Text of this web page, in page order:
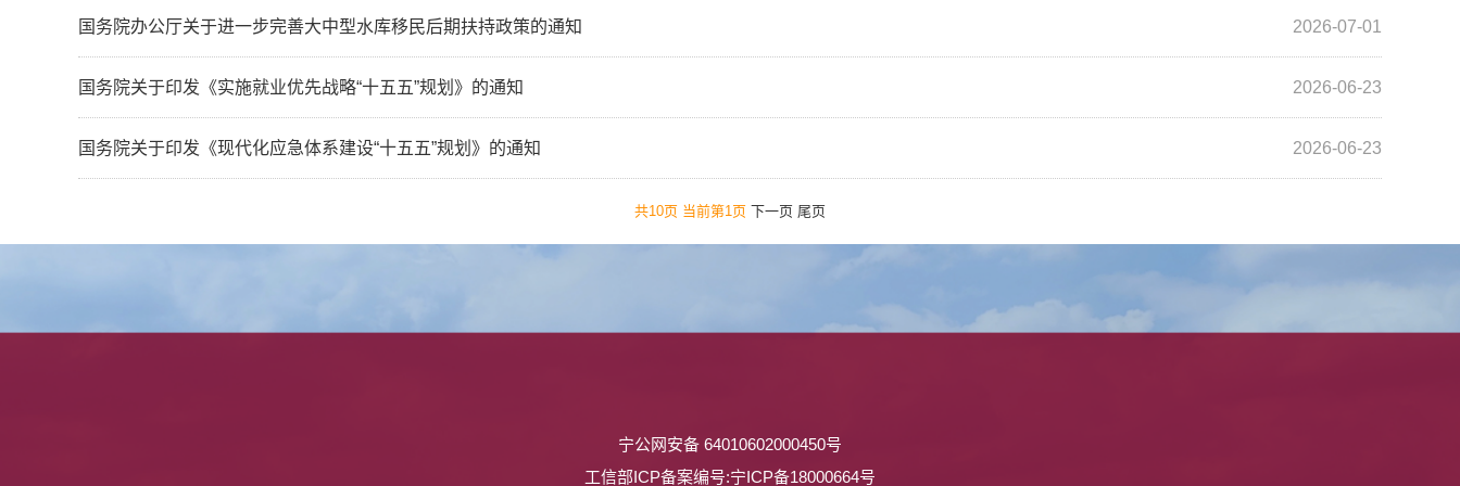
国务院办公厅关于进一步完善大中型水库移民后期扶持政策的通知 2026-07-01
国务院关于印发《实施就业优先战略“十五五”规划》的通知 2026-06-23
国务院关于印发《现代化应急体系建设“十五五”规划》的通知 2026-06-23
共10页 当前第1页 下一页 尾页
宁公网安备 64010602000450号
工信部ICP备案编号:宁ICP备18000664号